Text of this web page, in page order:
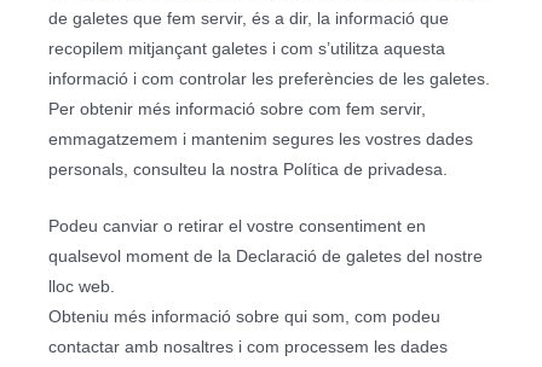
de galetes que fem servir, és a dir, la informació que
recopilem mitjançant galetes i com s’utilitza aquesta
informació i com controlar les preferències de les galetes.
Per obtenir més informació sobre com fem servir,
emmagatzemem i mantenim segures les vostres dades
personals, consulteu la nostra Política de privadesa.
Podeu canviar o retirar el vostre consentiment en
qualsevol moment de la Declaració de galetes del nostre
lloc web.
Obteniu més informació sobre qui som, com podeu
contactar amb nosaltres i com processem les dades